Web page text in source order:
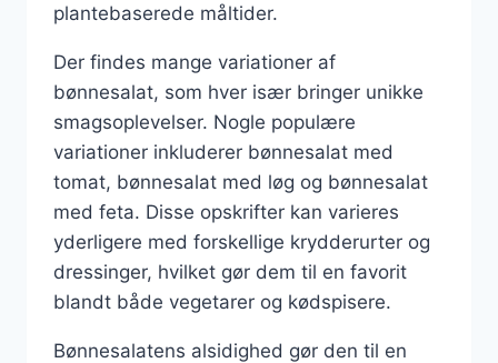
plantebaserede måltider.
Der findes mange variationer af
bønnesalat, som hver især bringer unikke
smagsoplevelser. Nogle populære
variationer inkluderer bønnesalat med
tomat, bønnesalat med løg og bønnesalat
med feta. Disse opskrifter kan varieres
yderligere med forskellige krydderurter og
dressinger, hvilket gør dem til en favorit
blandt både vegetarer og kødspisere.
Bønnesalatens alsidighed gør den til en